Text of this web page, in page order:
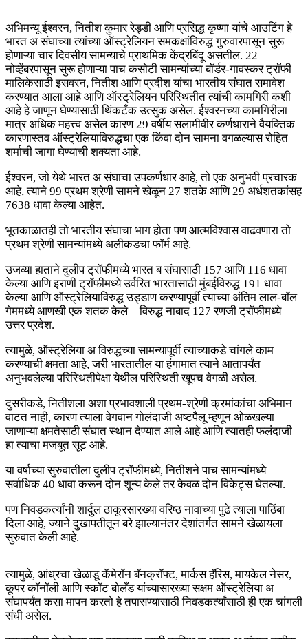
अभिमन्यू ईश्वरन, नितीश कुमार रेड्डी आणि प्रसिद्ध कृष्णा यांचे आउटिंग हे
भारत अ संघाच्या त्यांच्या ऑस्ट्रेलियन समकक्षांविरुद्ध गुरुवारपासून सुरू
होणाऱ्या चार दिवसीय सामन्याचे प्राथमिक केंद्रबिंदू असतील. 22
नोव्हेंबरपासून सुरू होणाऱ्या पाच कसोटी सामन्यांच्या बॉर्डर-गावस्कर ट्रॉफी
मालिकेसाठी इसवरन, नितीश आणि प्रदीश यांचा भारतीय संघात समावेश
करण्यात आला आहे आणि ऑस्ट्रेलियन परिस्थितीत त्यांची कामगिरी कशी
आहे हे जाणून घेण्यासाठी थिंकटँक उत्सुक असेल. ईश्वरनच्या कामगिरीला
मात्र अधिक महत्त्व असेल कारण 29 वर्षीय सलामीवीर कर्णधाराने वैयक्तिक
कारणास्तव ऑस्ट्रेलियाविरुद्धचा एक किंवा दोन सामना वगळल्यास रोहित
शर्माची जागा घेण्याची शक्यता आहे.
ईश्वरन, जो येथे भारत अ संघाचा उपकर्णधार आहे, तो एक अनुभवी प्रचारक
आहे, त्याने 99 प्रथम श्रेणी सामने खेळून 27 शतके आणि 29 अर्धशतकांसह
7638 धावा केल्या आहेत.
भूतकाळातही तो भारतीय संघाचा भाग होता पण आत्मविश्वास वाढवणारा तो
प्रथम श्रेणी सामन्यांमध्ये अलीकडचा फॉर्म आहे.
उजव्या हाताने दुलीप ट्रॉफीमध्ये भारत ब संघासाठी 157 आणि 116 धावा
केल्या आणि इराणी ट्रॉफीमध्ये उर्वरित भारतासाठी मुंबईविरुद्ध 191 धावा
केल्या आणि ऑस्ट्रेलियाविरुद्ध उड्डाण करण्यापूर्वी त्याच्या अंतिम लाल-बॉल
गेममध्ये आणखी एक शतक केले – विरुद्ध नाबाद 127 रणजी ट्रॉफीमध्ये
उत्तर प्रदेश.
त्यामुळे, ऑस्ट्रेलिया अ विरुद्धच्या सामन्यापूर्वी त्याच्याकडे चांगले काम
करण्याची क्षमता आहे, जरी भारतातील या हंगामात त्याने आतापर्यंत
अनुभवलेल्या परिस्थितीपेक्षा येथील परिस्थिती खूपच वेगळी असेल.
दुसरीकडे, नितीशला अशा प्रभावशाली प्रथम-श्रेणी क्रमांकांचा अभिमान
वाटत नाही, कारण त्याला वेगवान गोलंदाजी अष्टपैलू म्हणून ओळखल्या
जाणाऱ्या क्षमतेसाठी संघात स्थान देण्यात आले आहे आणि त्यातही फलंदाजी
हा त्याचा मजबूत सूट आहे.
या वर्षाच्या सुरुवातीला दुलीप ट्रॉफीमध्ये, नितीशने पाच सामन्यांमध्ये
सर्वाधिक 40 धावा करून दोन शून्य केले तर केवळ दोन विकेट्स घेतल्या.
पण निवडकर्त्यांनी शार्दुल ठाकूरसारख्या वरिष्ठ नावाच्या पुढे त्याला पाठिंबा
दिला आहे, ज्याने दुखापतीतून बरे झाल्यानंतर देशांतर्गत सामने खेळायला
सुरुवात केली आहे.
त्यामुळे, आंध्रचा खेळाडू कॅमेरॉन बॅनक्रॉफ्ट, मार्कस हॅरिस, मायकेल नेसर,
कूपर कॉनॉली आणि स्कॉट बोलँड यांच्यासारख्या सक्षम ऑस्ट्रेलिया अ
संघापर्यंत कसा मापन करतो हे तपासण्यासाठी निवडकर्त्यांसाठी ही एक चांगली
संधी असेल.